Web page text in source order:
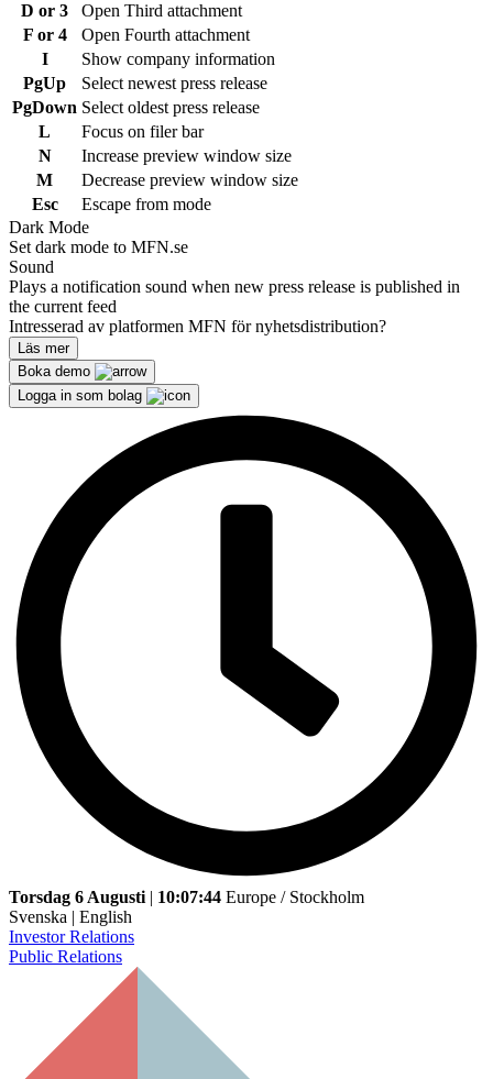
D or 3
Open Third attachment
F or 4
Open Fourth attachment
I
Show company information
PgUp
Select newest press release
PgDown Select oldest press release
L
Focus on filer bar
N
Increase preview window size
M
Decrease preview window size
Esc
Escape from mode
Dark Mode
Set dark mode to MFN.se
Sound
Plays a notification sound when new press release is published in
the current feed
Intresserad av platformen MFN för nyhetsdistribution?
Läs mer
Boka demo
Logga in som bolag
Torsdag 6 Augusti | 10:07:44 Europe / Stockholm
Svenska | English
Investor Relations
Public Relations